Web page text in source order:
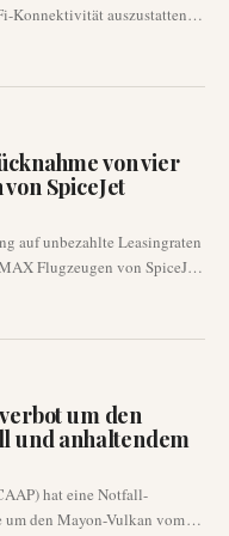
Konnektivität auszustatten.
Anfang 2027 zu beginnen,
eine zuverlässige
von vier
SpiceJet
auf unbezahlte Leasingraten
Flugzeugen von SpiceJet
Generaldirektion für
Bedenken hinsichtlich ihrer
SpiceJet auswirken.
um den
und anhaltendem
hat eine Notfall-
den Mayon-Vulkan vom